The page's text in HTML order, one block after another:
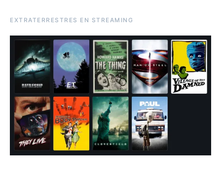
EXTRATERRESTRES EN STREAMING